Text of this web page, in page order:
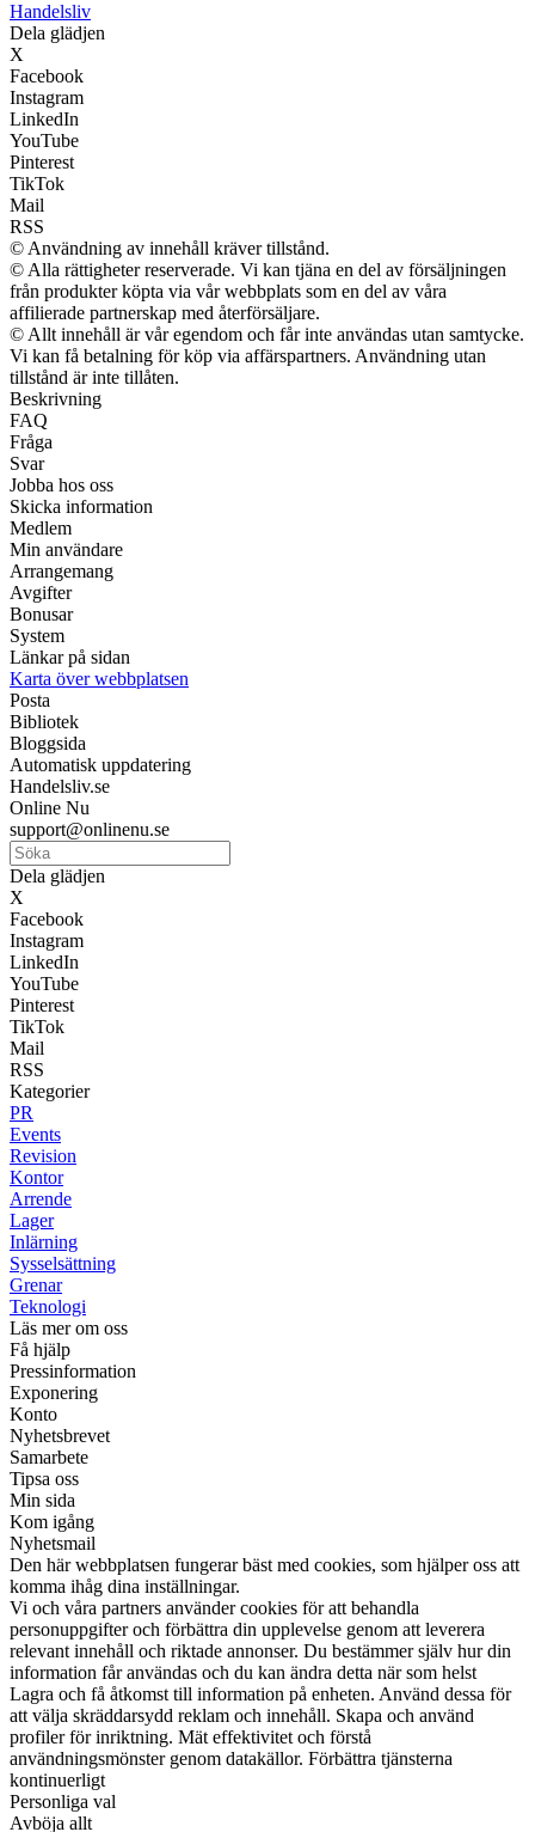
Handelsliv
Dela glädjen
X
Facebook
Instagram
LinkedIn
YouTube
Pinterest
TikTok
Mail
RSS
© Användning av innehåll kräver tillstånd.
© Alla rättigheter reserverade. Vi kan tjäna en del av försäljningen
från produkter köpta via vår webbplats som en del av våra
affilierade partnerskap med återförsäljare.
© Allt innehåll är vår egendom och får inte användas utan samtycke.
Vi kan få betalning för köp via affärspartners. Användning utan
tillstånd är inte tillåten.
Beskrivning
FAQ
Fråga
Svar
Jobba hos oss
Skicka information
Medlem
Min användare
Arrangemang
Avgifter
Bonusar
System
Länkar på sidan
Karta över webbplatsen
Posta
Bibliotek
Bloggsida
Automatisk uppdatering
Handelsliv.se
Online Nu
support@onlinenu.se
Dela glädjen
X
Facebook
Instagram
LinkedIn
YouTube
Pinterest
TikTok
Mail
RSS
Kategorier
PR
Events
Revision
Kontor
Arrende
Lager
Inlärning
Sysselsättning
Grenar
Teknologi
Läs mer om oss
Få hjälp
Pressinformation
Exponering
Konto
Nyhetsbrevet
Samarbete
Tipsa oss
Min sida
Kom igång
Nyhetsmail
Den här webbplatsen fungerar bäst med cookies, som hjälper oss att
komma ihåg dina inställningar.
Vi och våra partners använder cookies för att behandla
personuppgifter och förbättra din upplevelse genom att leverera
relevant innehåll och riktade annonser. Du bestämmer själv hur din
information får användas och du kan ändra detta när som helst
Lagra och få åtkomst till information på enheten. Använd dessa för
att välja skräddarsydd reklam och innehåll. Skapa och använd
profiler för inriktning. Mät effektivitet och förstå
användningsmönster genom datakällor. Förbättra tjänsterna
kontinuerligt
Personliga val
Avböja allt